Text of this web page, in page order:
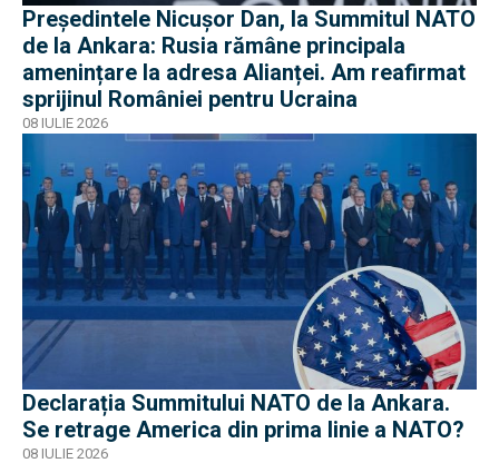
Președintele Nicușor Dan, la Summitul NATO
de la Ankara: Rusia rămâne principala
amenințare la adresa Alianței. Am reafirmat
sprijinul României pentru Ucraina
08 IULIE 2026
Declarația Summitului NATO de la Ankara.
Se retrage America din prima linie a NATO?
08 IULIE 2026